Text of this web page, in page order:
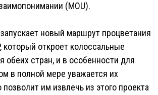
(MOU).
новый маршрут процветания
который откроет колоссальные
обеих стран, и в особенности для
в полной мере уважается их
позволит им извлечь из этого проекта